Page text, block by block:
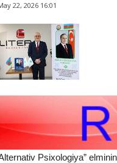
22, 2026 16:01
Psixologiya”